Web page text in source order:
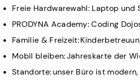
Freie Hardwarewahl: Laptop
PRODYNA Academy: Coding
Familie & Freizeit:
Mobil bleiben: Jahreskarte der
Standorte: unser Büro ist